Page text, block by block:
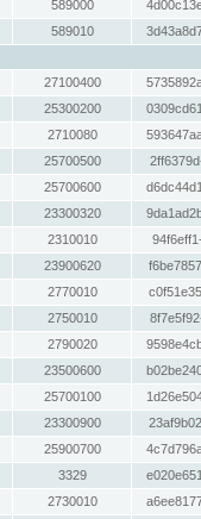
589000
589010
27100400
25300200
2710080
25700500
25700600
23300320
2310010
23900620
2770010
2750010
2790020
23500600
25700100
23300900
25900700
3329
2730010